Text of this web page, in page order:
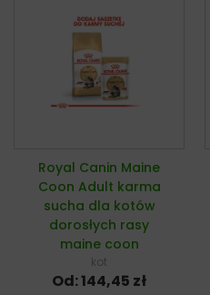
Royal Canin Maine
Coon Adult karma
sucha dla kotów
dorosłych rasy
maine coon
kot
Od:144,45 zł